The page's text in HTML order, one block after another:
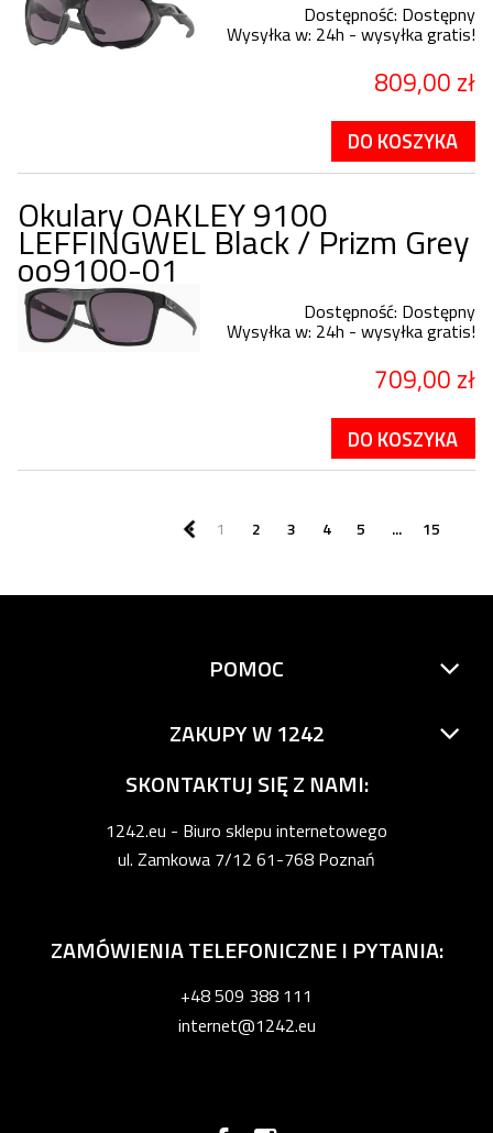
Dostępność: Dostępny
Wysyłka w: 24h - wysyłka gratis!
809,00 zł
DO KOSZYKA
Okulary OAKLEY 9100
LEFFINGWEL Black / Prizm Grey
oo9100-01
Dostępność: Dostępny
Wysyłka w: 24h - wysyłka gratis!
709,00 zł
DO KOSZYKA
1 2 3 4 5 ... 15
POMOC
ZAKUPY W 1242
SKONTAKTUJ SIĘ Z NAMI:
1242.eu - Biuro sklepu internetowego
ul. Zamkowa 7/12 61-768 Poznań
ZAMÓWIENIA TELEFONICZNE I PYTANIA:
+48 509 388 111
internet@1242.eu